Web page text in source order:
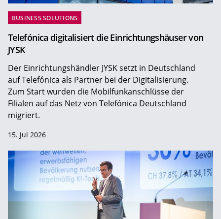
BUSINESS SOLUTIONS
Telefónica digitalisiert die Einrichtungshäuser von
JYSK
Der Einrichtungshändler JYSK setzt in Deutschland
auf Telefónica als Partner bei der Digitalisierung.
Zum Start wurden die Mobilfunkanschlüsse der
Filialen auf das Netz von Telefónica Deutschland
migriert.
15. Jul 2026